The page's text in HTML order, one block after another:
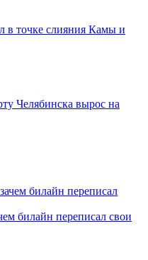
в точке слияния Камы и
Челябинска вырос на
билайн переписал свои